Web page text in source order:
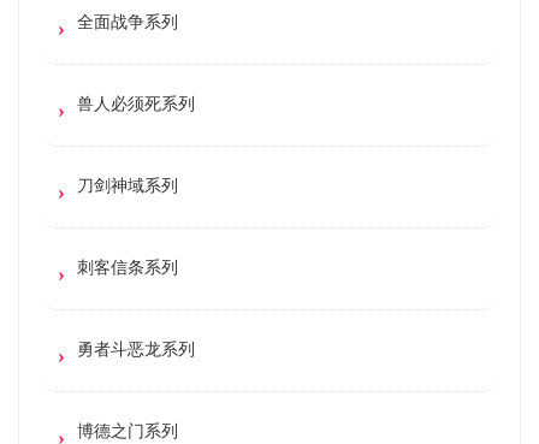
全面战争系列
兽人必须死系列
刀剑神域系列
刺客信条系列
勇者斗恶龙系列
博德之门系列